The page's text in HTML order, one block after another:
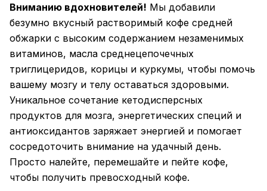
Вниманию вдохновителей! Мы добавили
безумно вкусный растворимый кофе средней
обжарки с высоким содержанием незаменимых
витаминов, масла среднецепочечных
триглицеридов, корицы и куркумы, чтобы помочь
вашему мозгу и телу оставаться здоровыми.
Уникальное сочетание кетодисперсных
продуктов для мозга, энергетических специй и
антиоксидантов заряжает энергией и помогает
сосредоточить внимание на удачный день.
Просто налейте, перемешайте и пейте кофе,
чтобы получить превосходный кофе.